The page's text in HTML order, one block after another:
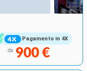
Pagamento in 4X
da 900 €